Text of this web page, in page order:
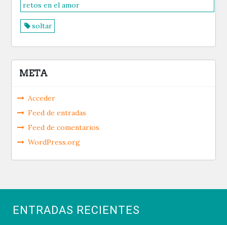
retos en el amor
soltar
META
Acceder
Feed de entradas
Feed de comentarios
WordPress.org
ENTRADAS RECIENTES